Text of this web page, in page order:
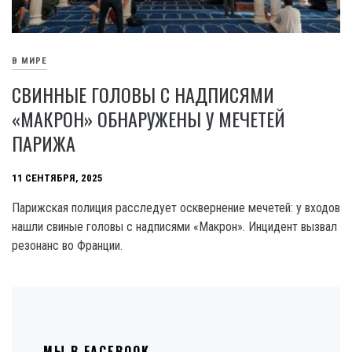
В МИРЕ
СВИННЫЕ ГОЛОВЫ С НАДПИСЯМИ
«МАКРОН» ОБНАРУЖЕНЫ У МЕЧЕТЕЙ
ПАРИЖА
11 СЕНТЯБРЯ, 2025
Парижская полиция расследует осквернение мечетей: у входов
нашли свиные головы с надписями «Макрон». Инцидент вызвал
резонанс во Франции.